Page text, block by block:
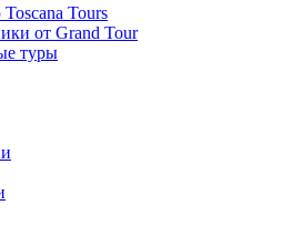
Tours
от Grand Tour
туры